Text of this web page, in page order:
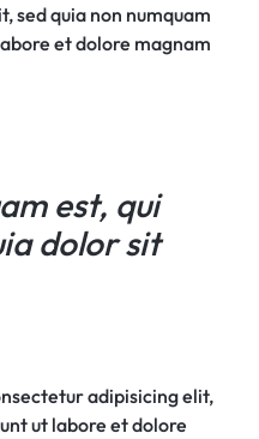
sed quia non numquam
et dolore magnam
est, qui
dolor sit
adipisicing elit,
ut labore et dolore